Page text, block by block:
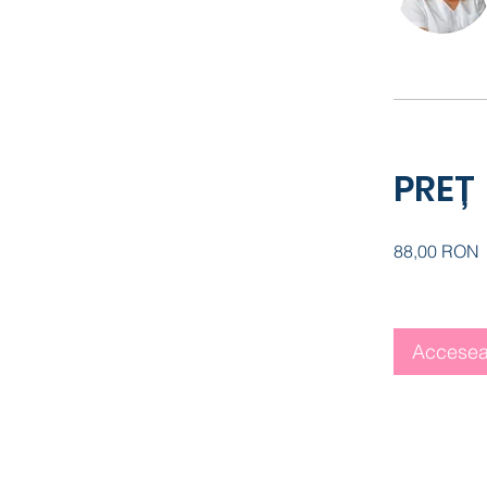
PREȚ
88,00 RON